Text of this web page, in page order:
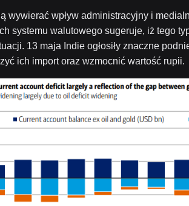
wywierać wpływ administracyjny i
systemu walutowego sugeruje, iż tego
13 maja Indie ogłosiły znaczne
ich import oraz wzmocnić wartość rupii.